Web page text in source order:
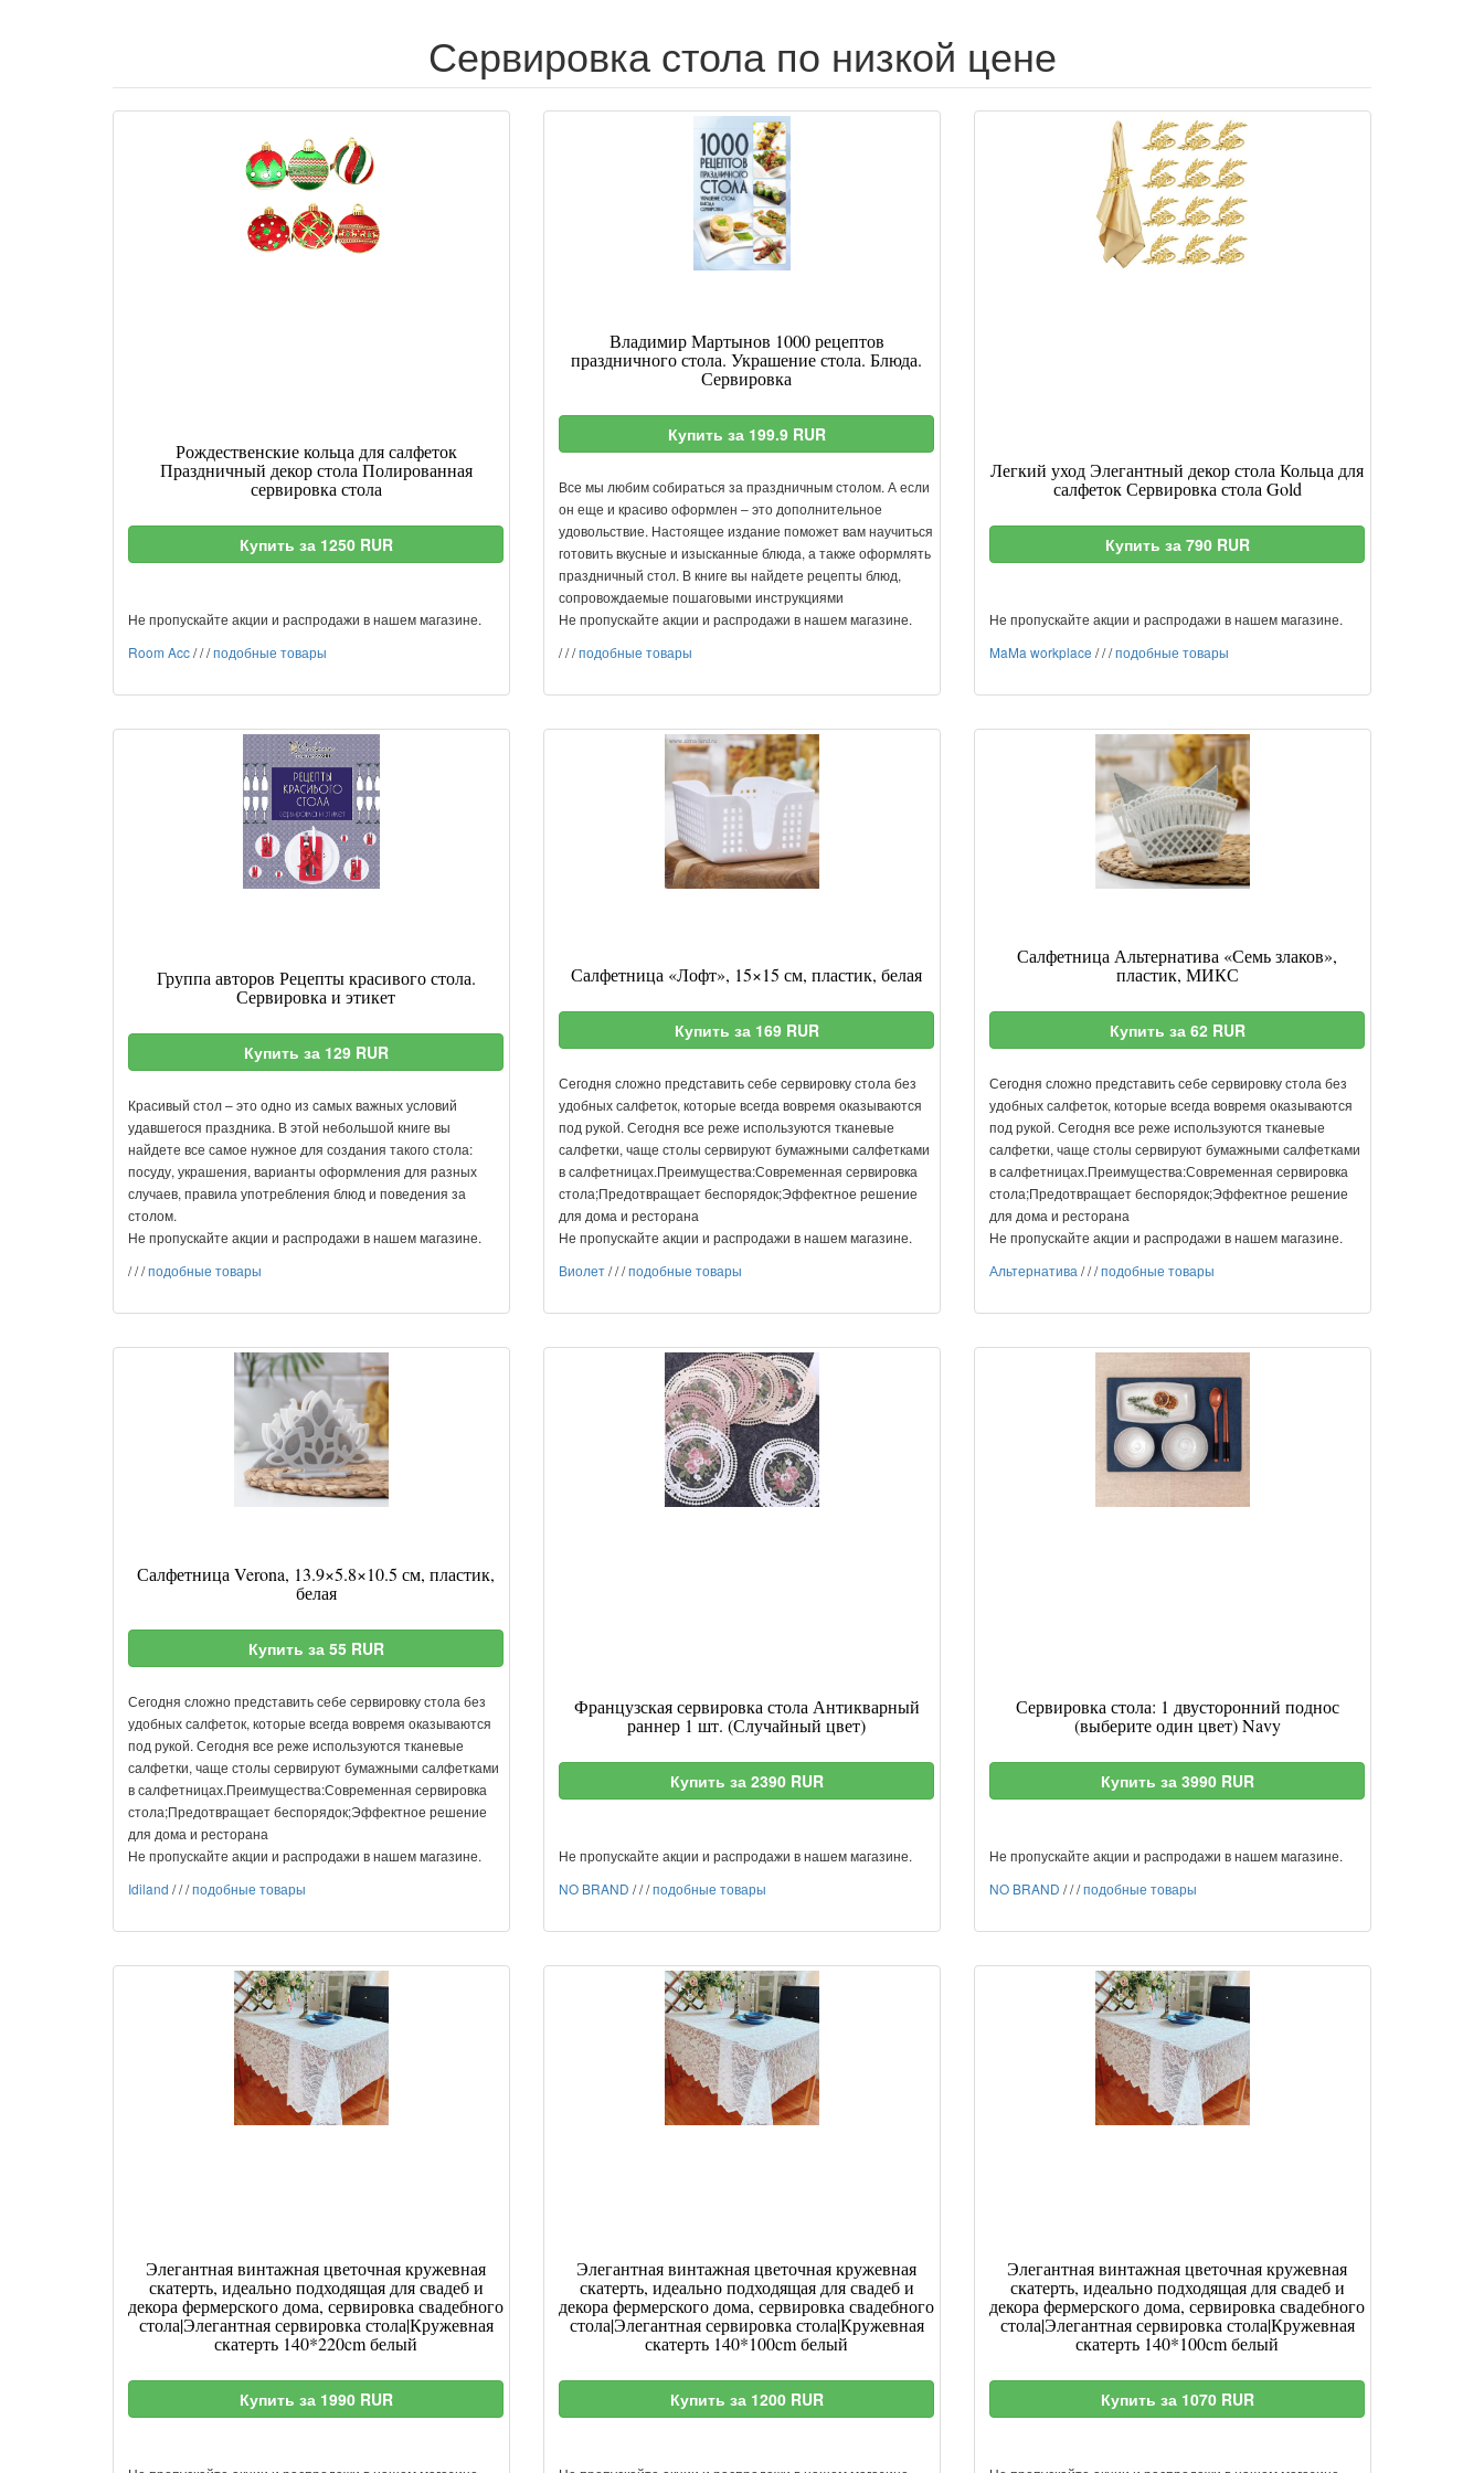
Сервировка стола по низкой цене
Рождественские кольца для салфеток
Праздничный декор стола Полированная
сервировка стола
Купить за 1250 RUR
Не пропускайте акции и распродажи в нашем магазине.
Room Acc///подобные товары
Владимир Мартынов 1000 рецептов
праздничного стола. Украшение стола. Блюда.
Сервировка
Купить за 199.9 RUR
Все мы любим собираться за праздничным столом. А если
он еще и красиво оформлен – это дополнительное
удовольствие. Настоящее издание поможет вам научиться
готовить вкусные и изысканные блюда, а также оформлять
праздничный стол. В книге вы найдете рецепты блюд,
сопровождаемые пошаговыми инструкциями
Не пропускайте акции и распродажи в нашем магазине.
///подобные товары
Легкий уход Элегантный декор стола Кольца для
салфеток Сервировка стола Gold
Купить за 790 RUR
Не пропускайте акции и распродажи в нашем магазине.
MaMa workplace ///подобные товары
Группа авторов Рецепты красивого стола.
Сервировка и этикет
Купить за 129 RUR
Красивый стол – это одно из самых важных условий
удавшегося праздника. В этой небольшой книге вы
найдете все самое нужное для создания такого стола:
посуду, украшения, варианты оформления для разных
случаев, правила употребления блюд и поведения за
столом.
Не пропускайте акции и распродажи в нашем магазине.
///подобные товары
Салфетница «Лофт», 15×15 см, пластик, белая
Купить за 169 RUR
Сегодня сложно представить себе сервировку стола без
удобных салфеток, которые всегда вовремя оказываются
под рукой. Сегодня все реже используются тканевые
салфетки, чаще столы сервируют бумажными салфетками
в салфетницах.Преимущества:Современная сервировка
стола;Предотвращает беспорядок;Эффектное решение
для дома и ресторана
Не пропускайте акции и распродажи в нашем магазине.
Виолет///подобные товары
Салфетница Альтернатива «Семь злаков»,
пластик, МИКС
Купить за 62 RUR
Сегодня сложно представить себе сервировку стола без
удобных салфеток, которые всегда вовремя оказываются
под рукой. Сегодня все реже используются тканевые
салфетки, чаще столы сервируют бумажными салфетками
в салфетницах.Преимущества:Современная сервировка
стола;Предотвращает беспорядок;Эффектное решение
для дома и ресторана
Не пропускайте акции и распродажи в нашем магазине.
Альтернатива ///подобные товары
Салфетница Verona, 13.9×5.8×10.5 см, пластик,
белая
Купить за 55 RUR
Сегодня сложно представить себе сервировку стола без
удобных салфеток, которые всегда вовремя оказываются
под рукой. Сегодня все реже используются тканевые
салфетки, чаще столы сервируют бумажными салфетками
в салфетницах.Преимущества:Современная сервировка
стола;Предотвращает беспорядок;Эффектное решение
для дома и ресторана
Не пропускайте акции и распродажи в нашем магазине.
Idiland ///подобные товары
Французская сервировка стола Антикварный
раннер 1 шт. (Случайный цвет)
Купить за 2390 RUR
Не пропускайте акции и распродажи в нашем магазине.
NO BRAND ///подобные товары
Сервировка стола: 1 двусторонний поднос
(выберите один цвет) Navy
Купить за 3990 RUR
Не пропускайте акции и распродажи в нашем магазине.
NO BRAND ///подобные товары
Элегантная винтажная цветочная кружевная
скатерть, идеально подходящая для свадеб и
декора фермерского дома, сервировка свадебного
стола|Элегантная сервировка стола|Кружевная
скатерть 140*220cm белый
Купить за 1990 RUR
Элегантная винтажная цветочная кружевная
скатерть, идеально подходящая для свадеб и
декора фермерского дома, сервировка свадебного
стола|Элегантная сервировка стола|Кружевная
скатерть 140*100cm белый
Купить за 1200 RUR
Элегантная винтажная цветочная кружевная
скатерть, идеально подходящая для свадеб и
декора фермерского дома, сервировка свадебного
стола|Элегантная сервировка стола|Кружевная
скатерть 140*100cm белый
Купить за 1070 RUR